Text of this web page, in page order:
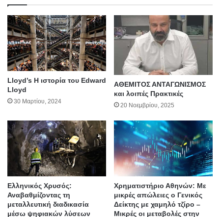
Lloyd’s Η ιστορία του Edward
Lloyd
30 Μαρτίου, 2024
ΑΘΕΜΙΤΟΣ ΑΝΤΑΓΩΝΙΣΜΟΣ
και λοιπές Πρακτικές
20 Νοεμβρίου, 2025
Ελληνικός Χρυσός:
Αναβαθμίζοντας τη
μεταλλευτική διαδικασία
μέσω ψηφιακών λύσεων
Χρηματιστήριο Αθηνών: Με
μικρές απώλειες ο Γενικός
Δείκτης με χαμηλό τζίρο –
Μικρές οι μεταβολές στην